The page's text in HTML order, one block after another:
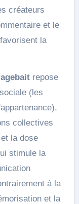
créateurs
et le
la
repose
(les
collectives
la dose
stimule la
à la
et la